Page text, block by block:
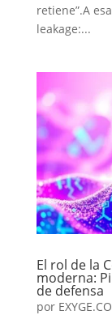
retiene”.A
leakage:...
El rol de la
moderna:
de defensa
por